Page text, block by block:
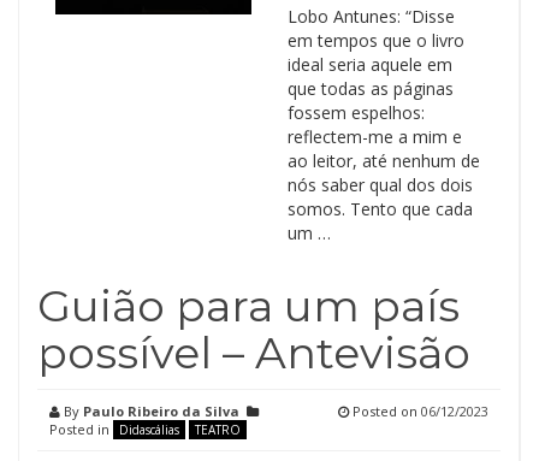
Lobo Antunes: “Disse
em tempos que o livro
ideal seria aquele em
que todas as páginas
fossem espelhos:
reflectem-me a mim e
ao leitor, até nenhum de
nós saber qual dos dois
somos. Tento que cada
um …
Guião para um país
possível – Antevisão
By Paulo Ribeiro da Silva
Posted in
Didascálias TEATRO
Posted on 06/12/2023